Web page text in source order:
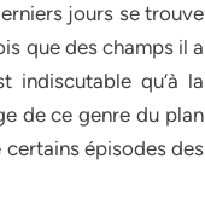
jours se trouve
que des champs il a
indiscutable qu’à la
de ce genre du plan
épisodes des